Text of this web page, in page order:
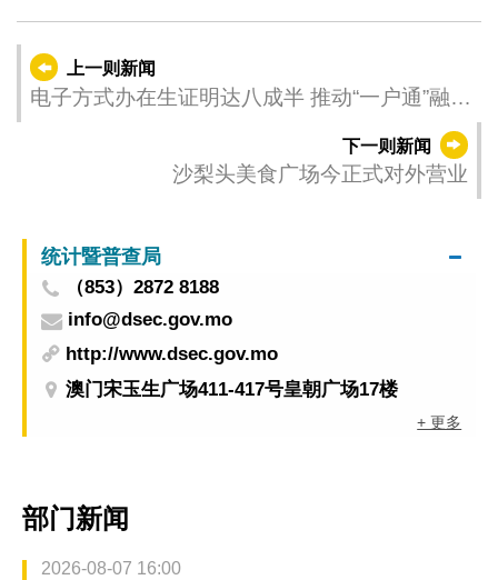
上一则新闻
电子方式办在生证明达八成半 推动“一户通”融入
下一则新闻
沙梨头美食广场今正式对外营业
统计暨普查局
（853）2872 8188
info@dsec.gov.mo
http://www.dsec.gov.mo
澳门宋玉生广场411-417号皇朝广场17楼
+ 更多
部门新闻
2026-08-07 16:00